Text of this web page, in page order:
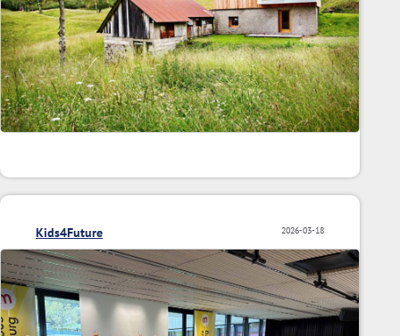
2026-03-18
Kids4Future